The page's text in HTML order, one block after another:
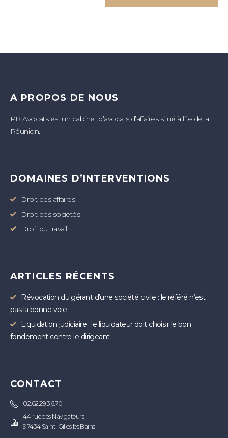
A PROPOS DE NOUS
PB Avocats est un cabinet d’avocats d’affaires situé à l’île de la
Réunion.
DOMAINES D’INTERVENTIONS
Droit des affaires
Droit des sociétés
Droit du travail
ARTICLES RÉCENTS
Révocation du gérant d’une société civile : le référé n’est
pas la bonne voie
Liquidation judiciaire : le liquidateur doit choisir le bon
fondement contre le dirigeant
CONTACT
02.62.29.36.70
44 rue des Navigateurs
97434 Saint-Gilles les Bains